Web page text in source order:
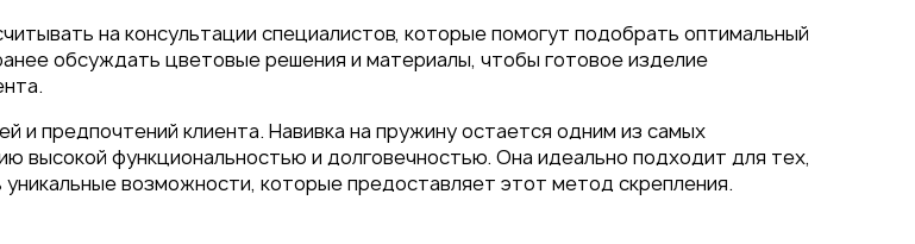
на консультации специалистов, которые помогут подобрать оптимальный
обсуждать цветовые решения и материалы, чтобы готовое изделие
и предпочтений клиента. Навивка на пружину остается одним из самых
высокой функциональностью и долговечностью. Она идеально подходит для тех,
возможности, которые предоставляет этот метод скрепления.